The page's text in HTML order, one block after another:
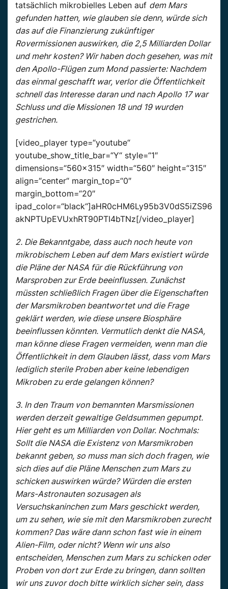
tatsächlich mikrobielles Leben auf dem Mars
gefunden hatten, wie glauben sie denn, würde sich
das auf die Finanzierung zukünftiger
Rovermissionen auswirken, die 2,5 Milliarden Dollar
und mehr kosten? Wir haben doch gesehen, was mit
den Apollo-Flügen zum Mond passierte: Nachdem
das einmal geschafft war, verlor die Öffentlichkeit
schnell das Interesse daran und nach Apollo 17 war
Schluss und die Missionen 18 und 19 wurden
gestrichen.
[video_player type=“youtube“
youtube_show_title_bar=“Y“ style=“1″
dimensions=“560×315″ width=“560″ height=“315″
align=“center“ margin_top=“0″
margin_bottom=“20″
ipad_color=“black“]aHR0cHM6Ly95b3V0dS5iZS96
akNPTUpEVUxhRT90PTI4bTNz[/video_player]
2. Die Bekanntgabe, dass auch noch heute von
mikrobischem Leben auf dem Mars existiert würde
die Pläne der NASA für die Rückführung von
Marsproben zur Erde beeinflussen. Zunächst
müssten schließlich Fragen über die Eigenschaften
der Marsmikroben beantwortet und die Frage
geklärt werden, wie diese unsere Biosphäre
beeinflussen könnten. Vermutlich denkt die NASA,
man könne diese Fragen vermeiden, wenn man die
Öffentlichkeit in dem Glauben lässt, dass vom Mars
lediglich sterile Proben aber keine lebendigen
Mikroben zu erde gelangen können?
3. In den Traum von bemannten Marsmissionen
werden derzeit gewaltige Geldsummen gepumpt.
Hier geht es um Milliarden von Dollar. Nochmals:
Sollt die NASA die Existenz von Marsmikroben
bekannt geben, so muss man sich doch fragen, wie
sich dies auf die Pläne Menschen zum Mars zu
schicken auswirken würde? Würden die ersten
Mars-Astronauten sozusagen als
Versuchskaninchen zum Mars geschickt werden,
um zu sehen, wie sie mit den Marsmikroben zurecht
kommen? Das wäre dann schon fast wie in einem
Alien-Film, oder nicht? Wenn wir uns also
entscheiden, Menschen zum Mars zu schicken oder
Proben von dort zur Erde zu bringen, dann sollten
wir uns zuvor doch bitte wirklich sicher sein, dass